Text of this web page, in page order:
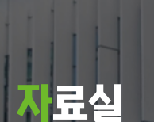
자료실